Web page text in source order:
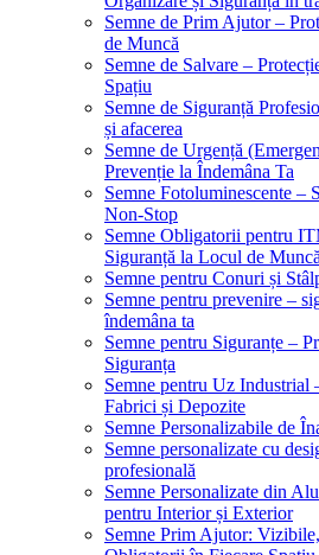
Semne de Prim Ajutor –
de Muncă
Semne de Salvare –
Spațiu
Semne de Siguranță
și afacerea
Semne de Urgență
Prevenție la Îndemâna Ta
Semne Fotoluminescente –
Non-Stop
Semne Obligatorii pentru
Siguranță la Locul de Muncă
Semne pentru Conuri și
Semne pentru prevenire –
îndemâna ta
Semne pentru Siguranțe –
Siguranța
Semne pentru Uz Industrial
Fabrici și Depozite
Semne Personalizabile de
Semne personalizate cu
profesională
Semne Personalizate din
pentru Interior și Exterior
Semne Prim Ajutor: